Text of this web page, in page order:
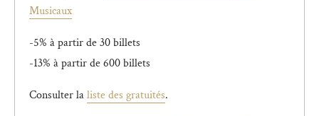
Musicaux
-5% à partir de 30 billets
-13% à partir de 600 billets
Consulter laliste des gratuités.